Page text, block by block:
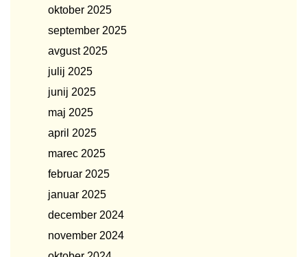
oktober 2025
september 2025
avgust 2025
julij 2025
junij 2025
maj 2025
april 2025
marec 2025
februar 2025
januar 2025
december 2024
november 2024